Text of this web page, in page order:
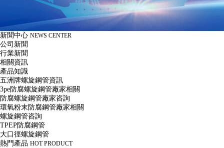
新聞中心 NEWS CENTER
公司新聞
行業新聞
相關資訊
產品知識
五洲牌螺旋鋼管資訊
3pe防腐螺旋鋼管廠家相關
防腐螺旋鋼管廠家咨詢
環氧粉末防腐鋼管廠家相關
螺旋鋼管咨詢
TPEP防腐鋼管
大口徑螺旋鋼管
熱門產品 HOT PRODUCT